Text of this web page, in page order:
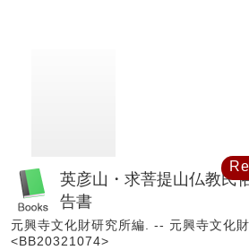
英彦山・求菩提山仏教民
告書
元興寺文化財研究所編. -- 元興寺文化
<BB20321074>